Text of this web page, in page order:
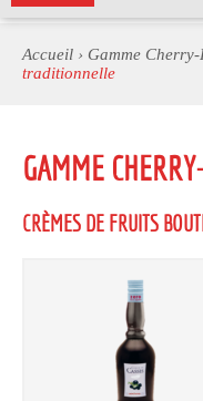
Accueil › Gamme
traditionnelle
GAMME
CRÈMES DE FRUITS